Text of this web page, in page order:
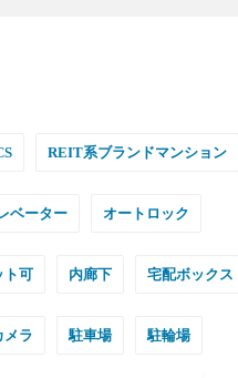
REIT系ブランドマンション
ベーター オートロック
ト可 内廊下 宅配ボックス
メラ 駐車場 駐輪場